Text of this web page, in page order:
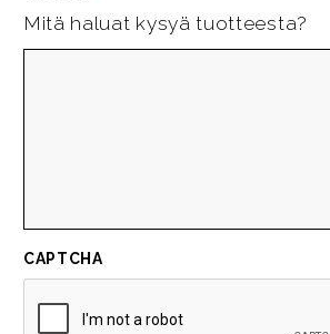
Mitä haluat kysyä tuotteesta?
CAPTCHA